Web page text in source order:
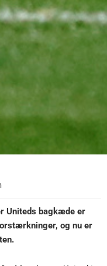
Uniteds bagkæde er
og nu er